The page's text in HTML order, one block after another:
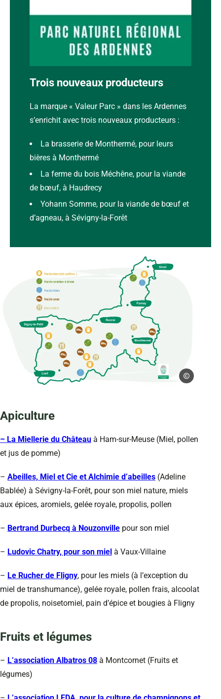
Trois nouveaux producteurs
La marque « Valeur Parc » dans les Ardennes
s’enrichit avec trois nouveaux producteurs :
La brasserie de Monthermé, pour leurs
bières à Monthermé
La ferme du bois Méchêne, pour la viande
de bœuf, à Haudrecy
Yohann Somme, pour la viande de bœuf et
d’agneau, à Sévigny-la-Forêt
carte du PNR des Ardennes avec la localisation des producteurs de
PNR des
Apiculture
– La Miellerie du Château à Ham-sur-Meuse (Miel, pollen
et jus de pomme)
– Abeilles, Miel et Cie et Alchimie d’abeilles (Adeline
Bablée) à Sévigny-la-Forêt, pour son miel nature, miels
aux épices, aromiels, gelée royale, propolis, pollen
– Bertrand Durbecq à Nouzonville pour son miel
– Ludovic Chatry, pour son miel à Vaux-Villaine
– Le Rucher de Fligny, pour les miels (à l’exception du
miel de transhumance), gelée royale, pollen frais, alcoolat
de propolis, noisetomiel, pain d’épice et bougies à Fligny
Fruits et légumes
– L’association Albatros 08 à Montcornet (Fruits et
légumes)